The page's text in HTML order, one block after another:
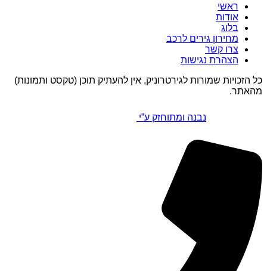
ראשי
אודות
בלוג
מחירון גירים לרכב
צרו קשר
הצהרת נגישות
כל הזכויות שמורות לגירטרוניק, אין להעתיק תוכן (טקסט ותמונות)
מהאתר.
נבנה ומתוחזק ע”י